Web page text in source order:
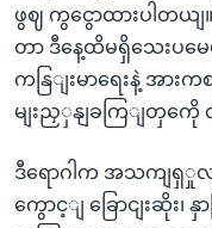
ဖွဈ ကွငွောထားပါတယျ။
တာ ဒီနေ့ထိမရှိသေးပ
ကနြျးမာရေးနဲ့ အား
မျးညှှနျခကြျတှကေို
ဒီရောဂါက အသကျရှှုလမ
ကွောင့ျ ခြောငျးဆိုး၊